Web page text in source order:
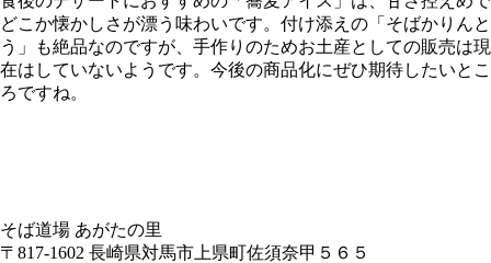
どこか懐かしさが漂う味わいです。付け添えの「そばかりんと
う」も絶品なのですが、手作りのためお土産としての販売は現
在はしていないようです。今後の商品化にぜひ期待したいとこ
ろですね。
そば道場 あがたの里
〒817-1602 長崎県対馬市上県町佐須奈甲５６５